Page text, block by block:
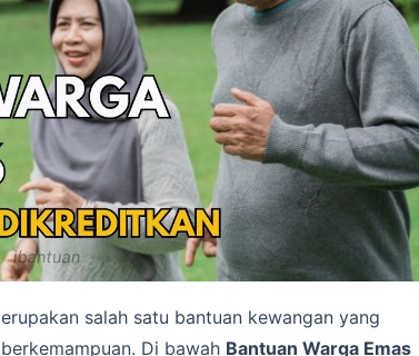
salah satu bantuan kewangan yang
Di bawah Bantuan Warga Emas